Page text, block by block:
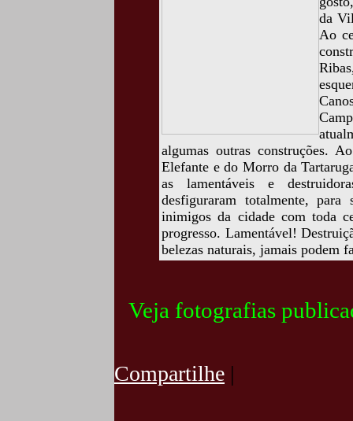
da
Ao
algumas outras construções.
Elefante e do Morro da
as lamentáveis e
desfiguraram totalmente,
inimigos da cidade com toda
progresso. Lamentável!
belezas naturais, jamais podem
Veja fotografias
Compartilhe |